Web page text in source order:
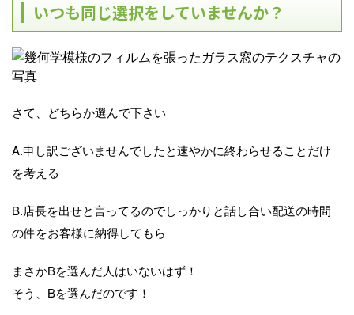
いつも同じ選択をしていませんか？
さて、どちらか選んで下さい
A.申し訳ございませんでしたと速やかに終わらせることだけ
を考える
B.店長を出せと言ってるのでしっかりと話し合い配送の時間
の件をお客様に納得してもら
まさかBを選んだ人はいないはず！
そう、Bを選んだのです！